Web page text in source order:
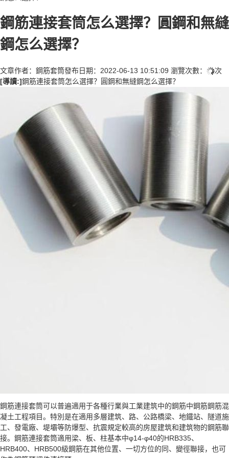
鋼筋連接套筒怎么選擇？圓鋼和無縫
鋼怎么選擇？
文章作者： 鋼筋套筒發布日期： 2022-06-13 10:51:09 瀏覽次數：
次
[導讀:]鋼筋連接套筒怎么選擇？圓鋼和無縫鋼怎么選擇？
鋼筋連接套筒可以普遍適用于各種行業與工業建筑中的鋼筋中鋼筋鋼筋混
凝土工程項目。特別是在適用多層建筑、路、公路橋梁、地鐵站、隧道施
工、發電廠、堤壩等防爆型、抗震規定較高的房屋建筑和建筑物的鋼筋聯
接。鋼筋連接套筒適用梁、板、柱基本中φ14-φ40的HRB335、
HRB400、HRB500級鋼筋在其他位置、一切方位的同、變徑聯接，也可